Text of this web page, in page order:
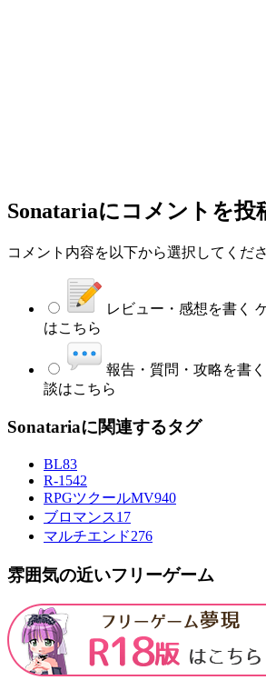
Sonatariaにコメントを投
コメント内容を以下から選択してくだ
レビュー・感想を書く
はこちら
報告・質問・攻略を書く
談はこちら
Sonatariaに関連するタグ
BL83
R-1542
RPGツクールMV940
ブロマンス17
マルチエンド276
雰囲気の近いフリーゲーム